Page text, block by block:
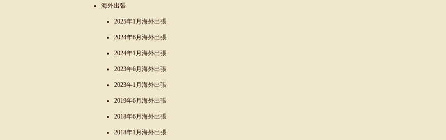
海外出張
2025年1月海外出張
2024年6月海外出張
2024年1月海外出張
2023年6月海外出張
2023年1月海外出張
2019年6月海外出張
2018年6月海外出張
2018年1月海外出張